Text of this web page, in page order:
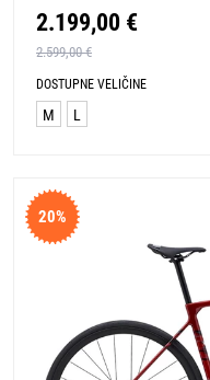
2.199,00 €
2.599,00 €
DOSTUPNE VELIČINE
M L
20%